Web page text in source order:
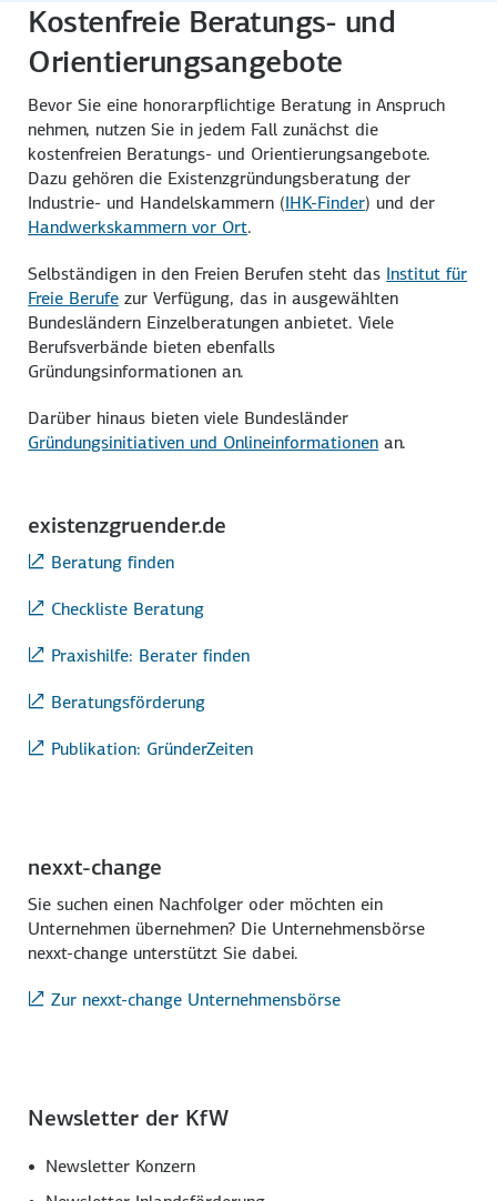
Kostenfreie Beratungs- und
Orientierungsangebote
Bevor Sie eine honorarpflichtige Beratung in Anspruch
nehmen, nutzen Sie in jedem Fall zunächst die
kostenfreien Beratungs- und Orientierungsangebote.
Dazu gehören die Existenzgründungsberatung der
Industrie- und Handelskammern (IHK-Finder) und der
Handwerkskammern vor Ort.
Selbständigen in den Freien Berufen steht das Institut für
Freie Berufe zur Verfügung, das in ausgewählten
Bundesländern Einzelberatungen anbietet. Viele
Berufsverbände bieten ebenfalls
Gründungsinformationen an.
Darüber hinaus bieten viele Bundesländer
Gründungsinitiativen und Onlineinformationen an.
existenzgruender.de
Beratung finden
Checkliste Beratung
Praxishilfe: Berater finden
Beratungsförderung
Publikation: GründerZeiten
nexxt-change
Sie suchen einen Nachfolger oder möchten ein
Unternehmen übernehmen? Die Unternehmensbörse
nexxt-change unterstützt Sie dabei.
Zur nexxt-change Unternehmensbörse
Newsletter der KfW
Newsletter Konzern